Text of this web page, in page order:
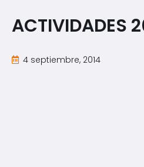
ACTIVIDADES
4 septiembre, 2014